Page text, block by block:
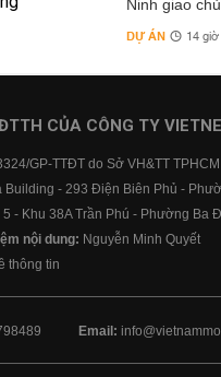
Ninh giao
DỰ ÁN 14
CỦA CÔNG TY
GP-TTĐT do Sở VH&TT
Building - 293 Điện Biên Phủ -
5 - Khu 38A Trần Phú - Phường Ba
nội dung: Nguyễn Minh Quyết
thông tin
Email: